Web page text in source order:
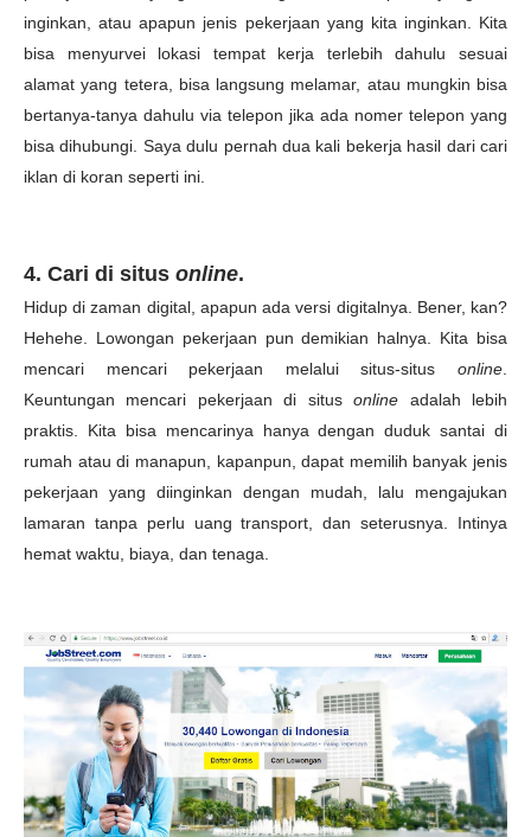
inginkan, atau apapun jenis pekerjaan yang kita inginkan. Kita
bisa menyurvei lokasi tempat kerja terlebih dahulu sesuai
alamat yang tetera, bisa langsung melamar, atau mungkin bisa
bertanya-tanya dahulu via telepon jika ada nomer telepon yang
bisa dihubungi. Saya dulu pernah dua kali bekerja hasil dari cari
iklan di koran seperti ini.
4. Cari di situs online.
Hidup di zaman digital, apapun ada versi digitalnya. Bener, kan?
Hehehe. Lowongan pekerjaan pun demikian halnya. Kita bisa
mencari mencari pekerjaan melalui situs-situs online
Keuntungan mencari pekerjaan di situsonline adalah lebih
praktis. Kita bisa mencarinya hanya dengan duduk santai di
rumah atau di manapun, kapanpun, dapat memilih banyak jenis
pekerjaan yang diinginkan dengan mudah, lalu mengajukan
lamaran tanpa perlu uang transport, dan seterusnya. Intinya
hemat waktu, biaya, dan tenaga.